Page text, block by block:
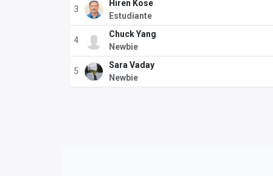
3
Hiren Kose
Estudiante
4
Chuck Yang
Newbie
5
Sara Vaday
Newbie